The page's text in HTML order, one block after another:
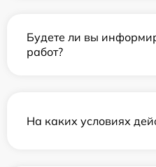
Будете ли вы
работ?
На каких условиях